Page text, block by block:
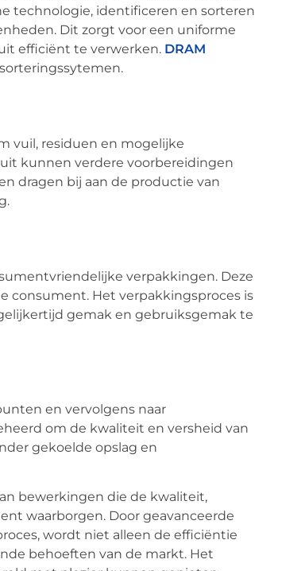
technologie, identificeren en sorteren
Dit zorgt voor een uniforme
efficiënt te verwerken. DRAM
vuil, residuen en mogelijke
kunnen verdere voorbereidingen
dragen bij aan de productie van
verpakkingen. Deze
consument. Het verpakkingsproces is
gemak en gebruiksgemak te
en vervolgens naar
om de kwaliteit en versheid van
gekoelde opslag en
bewerkingen die de kwaliteit,
waarborgen. Door geavanceerde
wordt niet alleen de efficiëntie
behoeften van de markt. Het